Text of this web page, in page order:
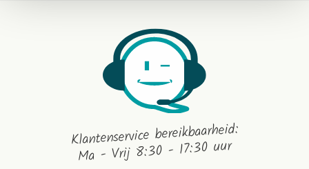
Klantenservice bereikbaarheid:
Ma - Vrij 8:30 - 17:30 uur